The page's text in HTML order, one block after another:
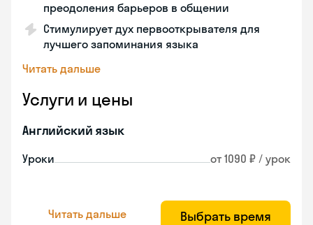
преодоления барьеров в общении
Стимулирует дух первооткрывателя для
лучшего запоминания языка
Читать дальше
Услуги и цены
Английский язык
Уроки от 1090 ₽ / урок
Читать дальше Выбрать время